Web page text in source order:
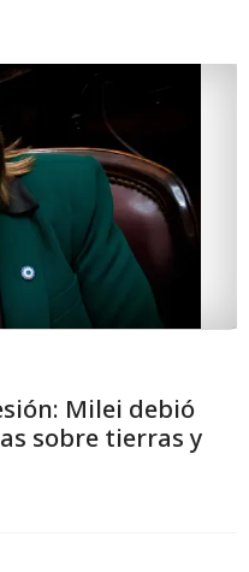
Milei debió
sobre tierras y